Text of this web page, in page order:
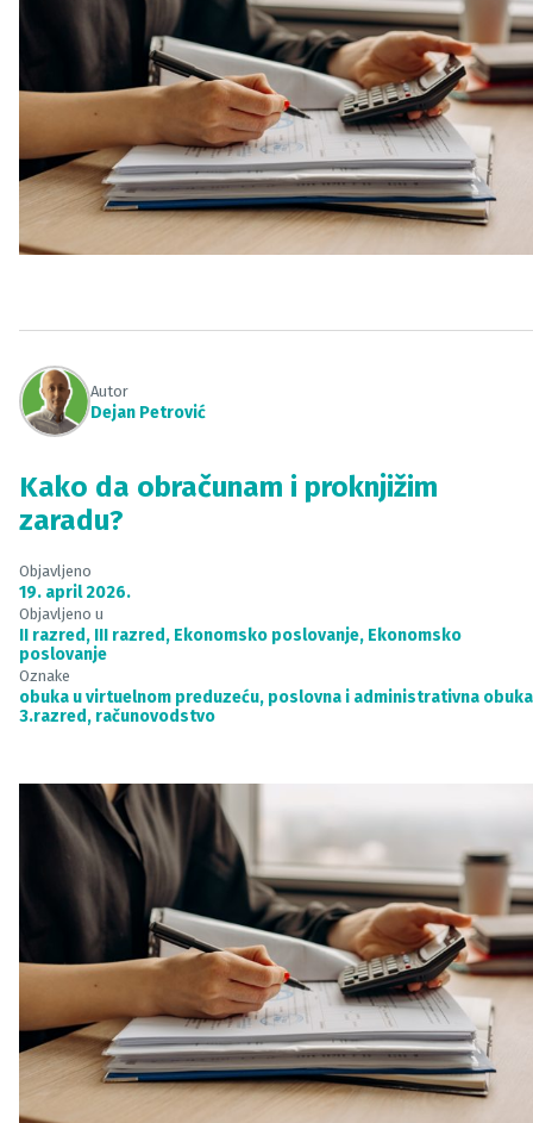
Autor
Dejan Petrović
Kako da obračunam i proknjižim
zaradu?
Objavljeno
19. april 2026.
Objavljeno u
II razred, III razred, Ekonomsko poslovanje, Ekonomsko
poslovanje
Oznake
obuka u virtuelnom preduzeću, poslovna i administrativna obuka
3.razred, računovodstvo